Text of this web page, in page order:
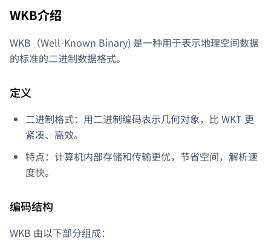
WKB介绍
WKB（Well-Known Binary) 是一种用于表示地理空间数据
的标准的二进制数据格式。
定义
二进制格式：用二进制编码表示几何对象，比 WKT 更
紧凑、高效。
特点：计算机内部存储和传输更优，节省空间，解析速
度快。
编码结构
WKB 由以下部分组成：